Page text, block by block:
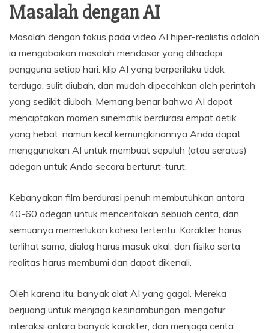
Masalah dengan AI
Masalah dengan fokus pada video AI hiper-realistis adalah
ia mengabaikan masalah mendasar yang dihadapi
pengguna setiap hari: klip AI yang berperilaku tidak
terduga, sulit diubah, dan mudah dipecahkan oleh perintah
yang sedikit diubah. Memang benar bahwa AI dapat
menciptakan momen sinematik berdurasi empat detik
yang hebat, namun kecil kemungkinannya Anda dapat
menggunakan AI untuk membuat sepuluh (atau seratus)
adegan untuk Anda secara berturut-turut.
Kebanyakan film berdurasi penuh membutuhkan antara
40-60 adegan untuk menceritakan sebuah cerita, dan
semuanya memerlukan kohesi tertentu. Karakter harus
terlihat sama, dialog harus masuk akal, dan fisika serta
realitas harus membumi dan dapat dikenali.
Oleh karena itu, banyak alat AI yang gagal. Mereka
berjuang untuk menjaga kesinambungan, mengatur
interaksi antara banyak karakter, dan menjaga cerita